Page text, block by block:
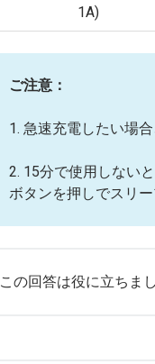
1A)
ご注意：
1. 急速充電したい場
2. 15分で使用しない
ボタンを押しでスリー
この回答は役に立ちま